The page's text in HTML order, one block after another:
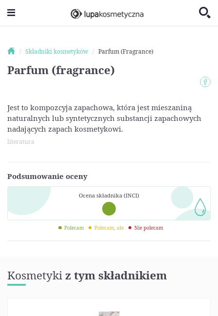
Składniki kosmetyków Parfum (Fragrance)
Parfum (fragrance)
Jest to kompozcyja zapachowa, która jest mieszaniną
naturalnych lub syntetycznych substancji zapachowych
nadających zapach kosmetykowi.
literatura
Podsumowanie oceny
Ocena składnika (INCI)
Polecam Polecam, ale Nie polecam
Kosmetykiz tym składnikiem